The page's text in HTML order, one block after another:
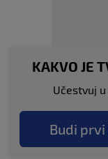
KAKVO JE
Učestvuj
Budi